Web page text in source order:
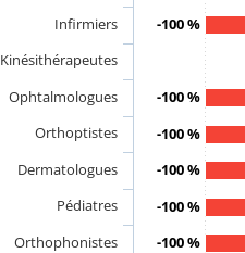
-100 %
-100 %
-100 %
-100 %
-100 %
-100 %
Infirmiers
Kinésithérapeutes
Ophtalmologues
Orthoptistes
Dermatologues
Pédiatres
Orthophonistes